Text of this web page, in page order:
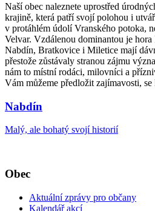
Naší obec naleznete uprostřed
krajině, která patří svojí polohou i
v protáhlém údolí Vranského potoka,
Velvar. Vzdálenou dominantou je hora
Nabdín, Bratkovice i Miletice mají
přestože zůstávaly stranou zájmu
nám to místní rodáci, milovníci a
Vám můžeme předložit zajímavosti, se
Nabdín
Malý, ale bohatý svojí historií
Obec
Aktuální zprávy pro občany
Kalendář akcí